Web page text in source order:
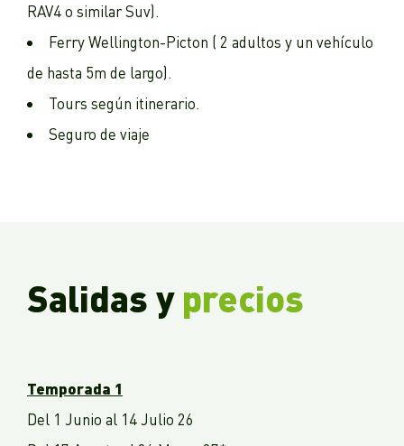
RAV4 o similar Suv).
Ferry Wellington-Picton ( 2 adultos y un vehículo
de hasta 5m de largo).
Tours según itinerario.
Seguro de viaje
Salidas y precios
Temporada 1
Del 1 Junio al 14 Julio 26